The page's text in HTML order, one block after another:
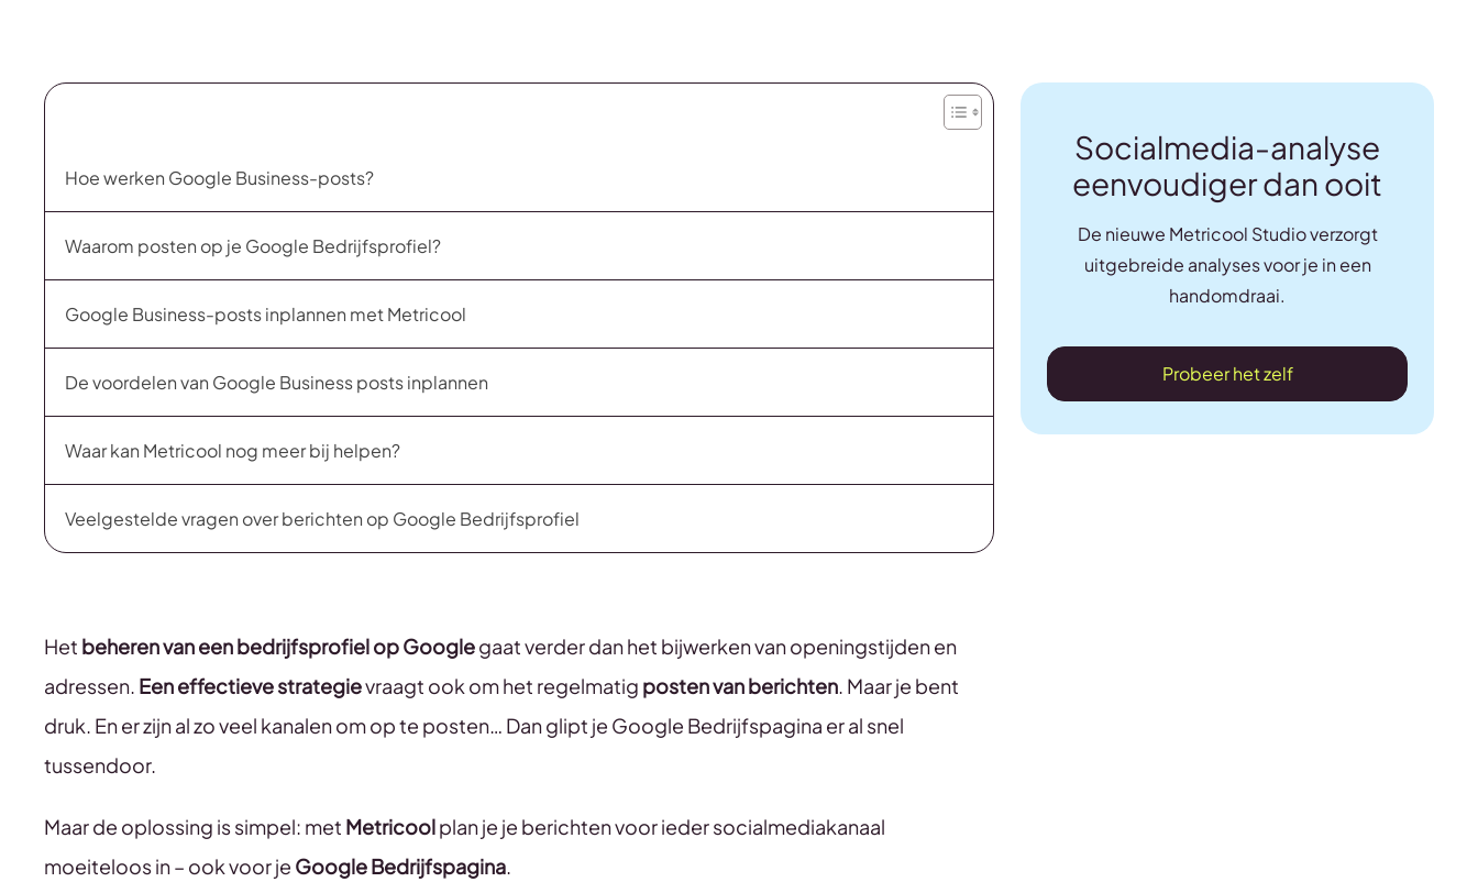
Hoe werken Google Business-posts?
Waarom posten op je Google Bedrijfsprofiel?
Google Business-posts inplannen met Metricool
De voordelen van Google Business posts inplannen
Waar kan Metricool nog meer bij helpen?
Veelgestelde vragen over berichten op Google Bedrijfsprofiel
Het beheren van een bedrijfsprofiel op Googlegaat verder dan het bijwerken van openingstijden en
adressen. Een effectieve strategievraagt ook om het regelmatig posten van berichten. Maar je bent
druk. En er zijn al zo veel kanalen om op te posten… Dan glipt je Google Bedrijfspagina er al snel
tussendoor.
Maar de oplossing is simpel: met Metricoolplan je je berichten voor ieder socialmediakanaal
moeiteloos in – ook voor je Google Bedrijfspagina.
Socialmedia-analyse
eenvoudiger dan ooit
De nieuwe Metricool Studio verzorgt
uitgebreide analyses voor je in een
handomdraai.
Probeer het zelf